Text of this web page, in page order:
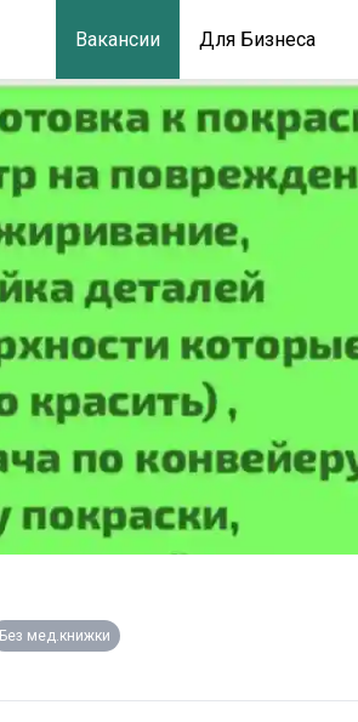
Вакансии Для Бизнеса
Без мед.книжки